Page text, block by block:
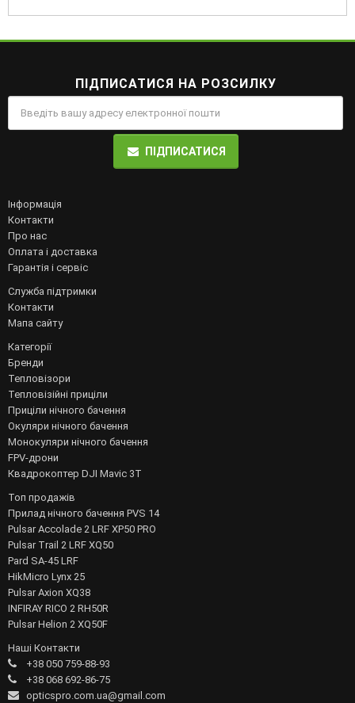
ПІДПИСАТИСЯ НА РОЗСИЛКУ
ПІДПИСАТИСЯ
Інформація
Контакти
Про нас
Оплата і доставка
Гарантія і сервіс
Служба підтримки
Контакти
Мапа сайту
Категорії
Бренди
Тепловізори
Тепловізійні приціли
Приціли нічного бачення
Окуляри нічного бачення
Монокуляри нічного бачення
FPV-дрони
Квадрокоптер DJI Mavic 3T
Топ продажів
Прилад нічного бачення PVS 14
Pulsar Accolade 2 LRF XP50 PRO
Pulsar Trail 2 LRF XQ50
Pard SA-45 LRF
HikMicro Lynx 25
Pulsar Axion XQ38
INFIRAY RICO 2 RH50R
Pulsar Helion 2 XQ50F
Наші Контакти
+38 050 759-88-93
+38 068 692-86-75
opticspro.com.ua@gmail.com